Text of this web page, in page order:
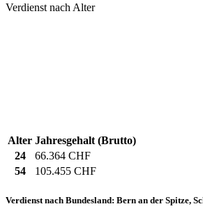
Verdienst nach Alter
Alter Jahresgehalt (Brutto)
24
66.364 CHF
54
105.455 CHF
Verdienst nach Bundesland: Bern an der Spitze,